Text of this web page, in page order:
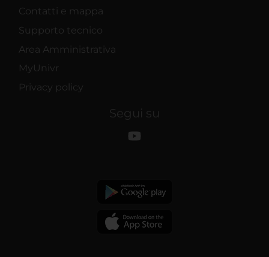
Contatti e mappa
Supporto tecnico
Area Amministrativa
MyUnivr
Privacy policy
Segui su